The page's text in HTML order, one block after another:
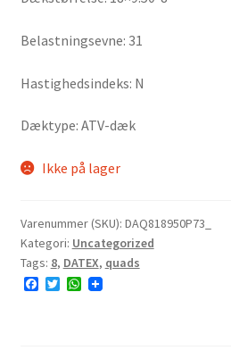
Belastningsevne: 31
Hastighedsindeks: N
Dæktype: ATV-dæk
Ikke på lager
Varenummer (SKU): DAQ818950P73_
Kategori: Uncategorized
Tags: 8, DATEX, quads
F
T
W